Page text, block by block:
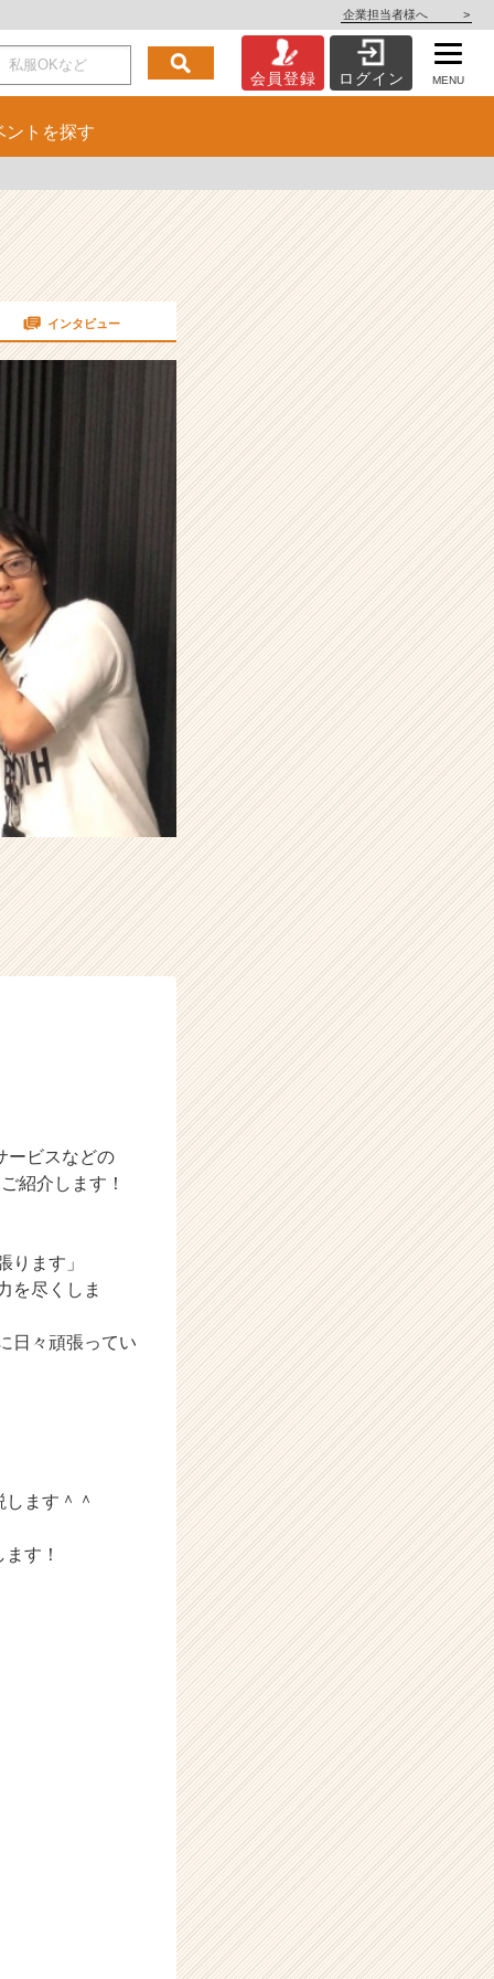
企業担当者様へ >
会員登録 ログイン MENU
ント を探す
インタビュー
ービスなどの
紹介します！
ます」
を尽くしま
日々頑張ってい
ます＾＾
す！